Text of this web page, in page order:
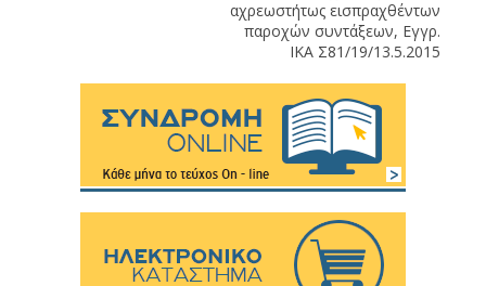
αχρεωστήτως εισπραχθέντων
παροχών συντάξεων, Εγγρ.
ΙΚΑ Σ81/19/13.5.2015